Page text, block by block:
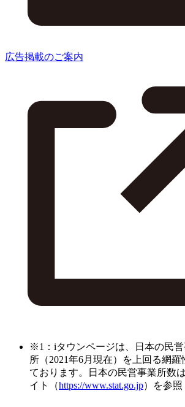
広告掲載のご案内
※1：iタウンページは、日本の民営
所（2021年6月現在）を上回る網
ております。日本の民営事業所数
イト（https://www.stat.go.jp）を参照